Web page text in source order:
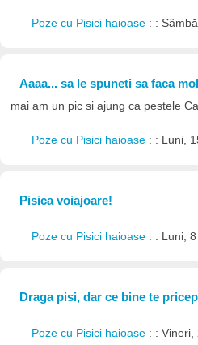
Poze cu Pisici haioase : :
Aaaa... sa le spuneti sa faca
mai am un pic si ajung ca pestele
Poze cu Pisici haioase : : Luni,
Pisica voiajoare!
Poze cu Pisici haioase : : Luni, 8
Draga pisi, dar ce bine te
Poze cu Pisici haioase : : Vineri,